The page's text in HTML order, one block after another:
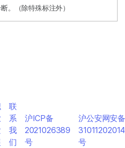
。（除特殊标注外）
联
系
我
们
沪ICP备
2021026389
号
沪公安网安
号